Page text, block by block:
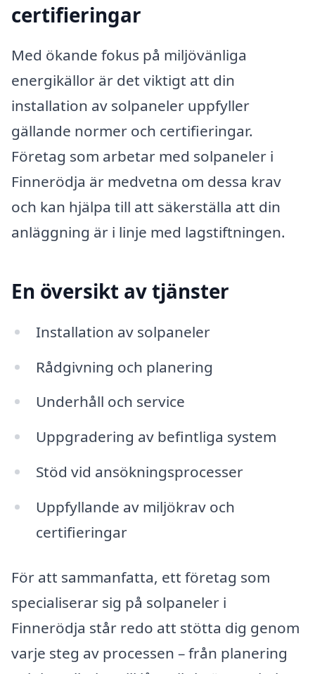
certifieringar
Med ökande fokus på miljövänliga
energikällor är det viktigt att din
installation av solpaneler uppfyller
gällande normer och certifieringar.
Företag som arbetar med solpaneler i
Finnerödja är medvetna om dessa krav
och kan hjälpa till att säkerställa att din
anläggning är i linje med lagstiftningen.
En översikt av tjänster
Installation av solpaneler
Rådgivning och planering
Underhåll och service
Uppgradering av befintliga system
Stöd vid ansökningsprocesser
Uppfyllande av miljökrav och
certifieringar
För att sammanfatta, ett företag som
specialiserar sig på solpaneler i
Finnerödja står redo att stötta dig genom
varje steg av processen – från planering